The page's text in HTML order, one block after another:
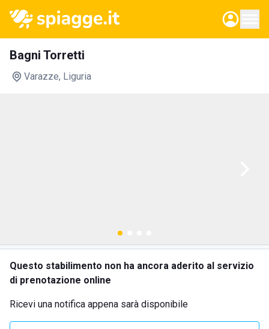
Bagni Torretti
Varazze, Liguria
Questo stabilimento non ha ancora aderito al servizio
di prenotazione online
Ricevi una notifica appena sarà disponibile